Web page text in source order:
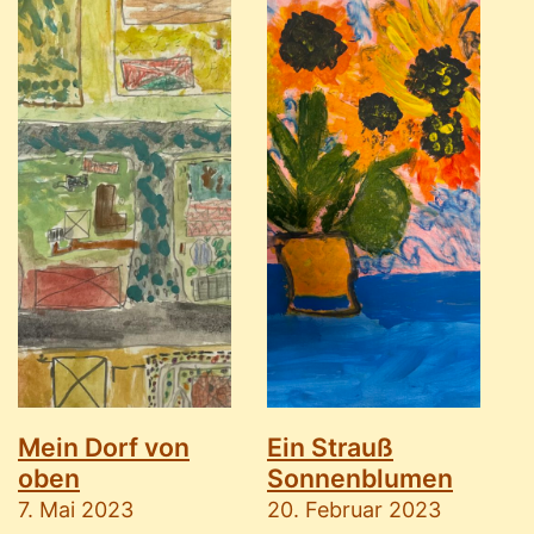
Mein Dorf von
oben
7. Mai 2023
Ein Strauß
Sonnenblumen
20. Februar 2023